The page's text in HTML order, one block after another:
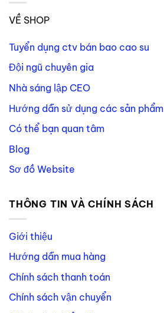
VỀ SHOP
Tuyển dụng ctv bán bao cao su
Đội ngũ chuyên gia
Nhà sáng lập CEO
Hướng dẫn sử dụng các sản phẩm
Có thể bạn quan tâm
Blog
Sơ đồ Website
THÔNG TIN VÀ CHÍNH SÁCH
Giới thiệu
Hướng dẫn mua hàng
Chính sách thanh toán
Chính sách vận chuyển